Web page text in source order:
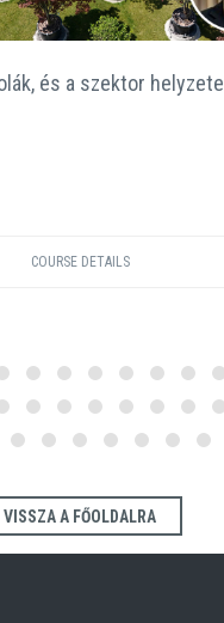
és a szektor helyzete
COURSE DETAILS
VISSZA A FŐOLDALRA